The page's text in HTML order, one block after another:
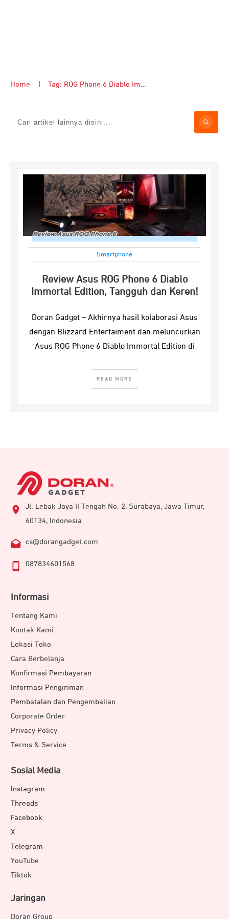
Home Tag: ROG Phone 6 Diablo Immortal Edition
Smartphone
Review Asus ROG Phone 6 Diablo
Immortal Edition, Tangguh dan Keren!
Doran Gadget – Akhirnya hasil kolaborasi Asus
dengan Blizzard Entertaiment dan meluncurkan
Asus ROG Phone 6 Diablo Immortal Edition di
READ MORE
Jl. Lebak Jaya II Tengah No. 2, Surabaya, Jawa Timur,
60134, Indonesia
cs@dorangadget.com
087834601568
Informasi
Tentang Kami
Kontak Kami
Lokasi Toko
Cara Berbelanja
Konfirmasi Pembayaran
Informasi Pengiriman
Pembatalan dan Pengembalian
Corporate Order
Privacy Policy
Terms & Service
Sosial Media
Instagram
Threads
Facebook
X
Telegram
YouTube
Tiktok
Jaringan
Doran Group